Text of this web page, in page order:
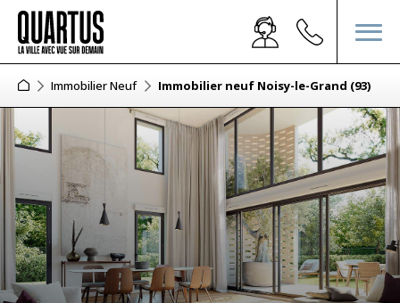
Immobilier Neuf Immobilier neuf Noisy-le-Grand (93)